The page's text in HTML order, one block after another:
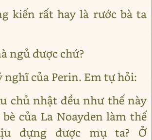
kiến rất hay là rước bà ta
ngủ được chứ?
nghĩ của Perin. Em tự hỏi:
chủ nhật đều như thế này
bè của La Noayden làm thế
đựng được mụ ta? Ở